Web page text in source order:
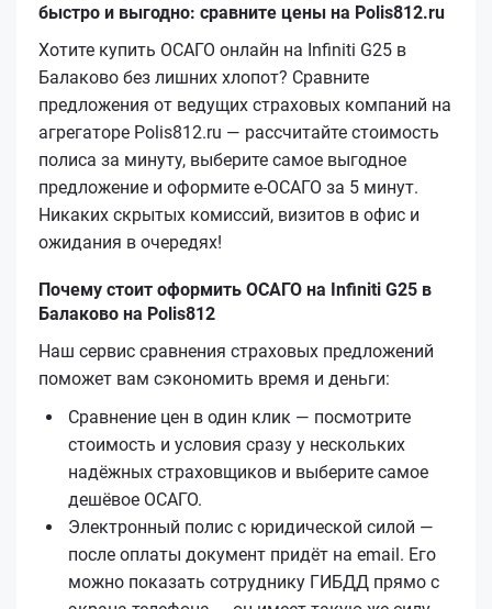
быстро и выгодно: сравните цены на Polis812.ru
Хотите купить ОСАГО онлайн на Infiniti G25 в
Балаково без лишних хлопот? Сравните
предложения от ведущих страховых компаний на
агрегаторе Polis812.ru — рассчитайте стоимость
полиса за минуту, выберите самое выгодное
предложение и оформите е‑ОСАГО за 5 минут.
Никаких скрытых комиссий, визитов в офис и
ожидания в очередях!
Почему стоит оформить ОСАГО на Infiniti G25 в
Балаково на Polis812
Наш сервис сравнения страховых предложений
поможет вам сэкономить время и деньги:
Сравнение цен в один клик — посмотрите
стоимость и условия сразу у нескольких
надёжных страховщиков и выберите самое
дешёвое ОСАГО.
Электронный полис с юридической силой —
после оплаты документ придёт на email. Его
можно показать сотруднику ГИБДД прямо с